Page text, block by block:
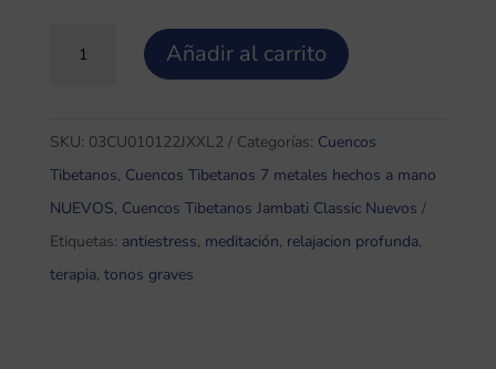
Tibetano
7
Metales
XXL2
cantidad
Añadir al carrito
SKU: 03CU010122JXXL2 Categorías: Cuencos
Tibetanos, Cuencos Tibetanos 7 metales hechos a mano
NUEVOS, Cuencos Tibetanos Jambati Classic Nuevos
Etiquetas: antiestress, meditación, relajacion profunda,
terapia, tonos graves